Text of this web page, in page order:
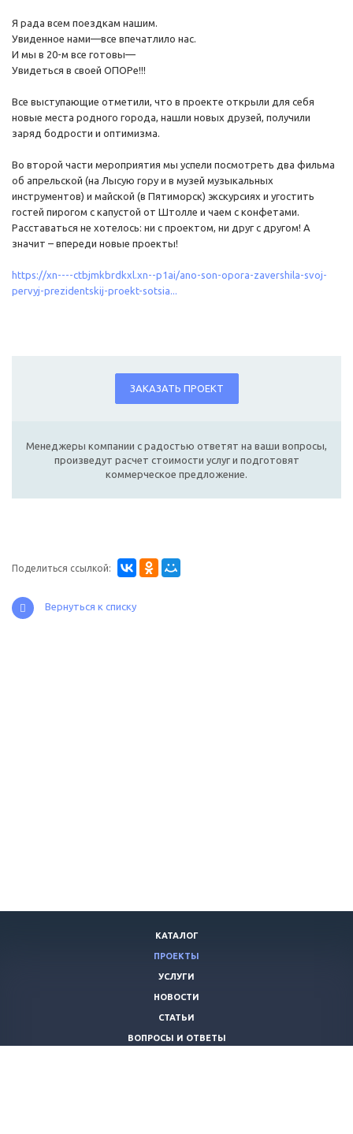
Я рада всем поездкам нашим.
Увиденное нами—все впечатлило нас.
И мы в 20-м все готовы—
Увидеться в своей ОПОРе!!!
Все выступающие отметили, что в проекте открыли для себя
новые места родного города, нашли новых друзей, получили
заряд бодрости и оптимизма.
Во второй части мероприятия мы успели посмотреть два фильма
об апрельской (на Лысую гору и в музей музыкальных
инструментов) и майской (в Пятиморск) экскурсиях и угостить
гостей пирогом с капустой от Штолле и чаем с конфетами.
Расставаться не хотелось: ни с проектом, ни друг с другом! А
значит – впереди новые проекты!
https://xn----ctbjmkbrdkxl.xn--p1ai/ano-son-opora-zavershila-svoj-
pervyj-prezidentskij-proekt-sotsia...
ЗАКАЗАТЬ ПРОЕКТ
Менеджеры компании с радостью ответят на ваши вопросы,
произведут расчет стоимости услуг и подготовят
коммерческое предложение.
Поделиться ссылкой:
Вернуться к списку
КАТАЛОГ
ПРОЕКТЫ
УСЛУГИ
НОВОСТИ
СТАТЬИ
ВОПРОСЫ И ОТВЕТЫ